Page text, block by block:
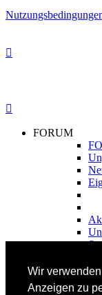
Wir
Anzeigen zu
FORUM